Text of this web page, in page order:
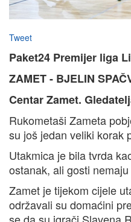
Tweet
Paket24 Premijer liga
ZAMET - BJELIN
Centar Zamet.
Rukometaši Zameta
su još jedan veliki korak
Utakmica je bila tvrda
ostanak, ali gosti
Zamet je tijekom cijele
održavali su domaćini
se da su igrači Slavena